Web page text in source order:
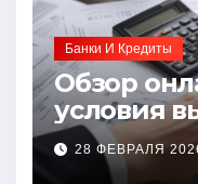
Банки И Кредиты
Обзор
условия
28 ФЕВРАЛЯ